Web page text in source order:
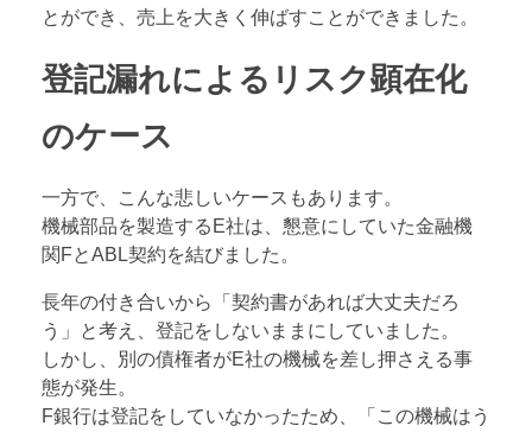
とができ、売上を大きく伸ばすことができました。
登記漏れによるリスク顕在化
のケース
一方で、こんな悲しいケースもあります。
機械部品を製造するE社は、懇意にしていた金融機
関FとABL契約を結びました。
長年の付き合いから「契約書があれば大丈夫だろ
う」と考え、登記をしないままにしていました。
しかし、別の債権者がE社の機械を差し押さえる事
態が発生。
F銀行は登記をしていなかったため、「この機械はう